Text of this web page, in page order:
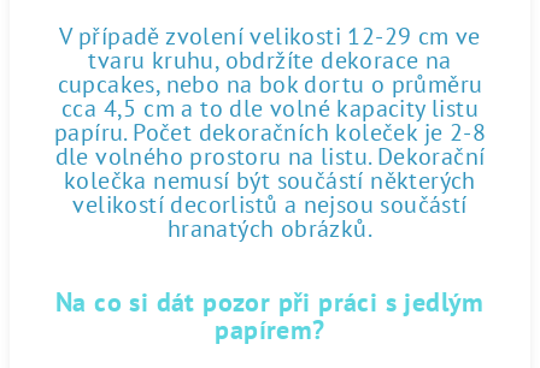
V případě zvolení velikosti 12-29 cm ve
tvaru kruhu, obdržíte dekorace na
cupcakes, nebo na bok dortu o průměru
cca 4,5 cm a to dle volné kapacity listu
papíru. Počet dekoračních koleček je 2-8
dle volného prostoru na listu. Dekorační
kolečka nemusí být součástí některých
velikostí decorlistů a nejsou součástí
hranatých obrázků.
Na co si dát pozor při práci s jedlým
papírem?